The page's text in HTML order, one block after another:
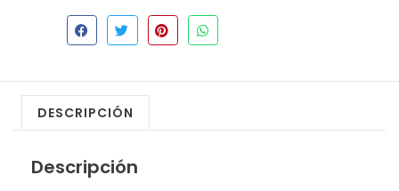
DESCRIPCIÓN
Descripción